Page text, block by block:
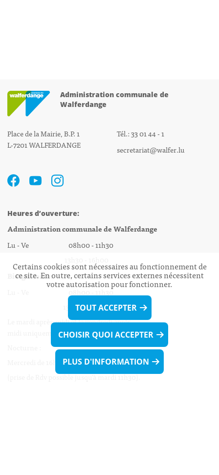
Administration communale de
Walferdange
Place de la Mairie, B.P. 1
L-7201 WALFERDANGE
Tél.: 33 01 44 - 1
secretariat@walfer.lu
Heures d’ouverture:
Administration communale de Walferdange
Lu - Ve 08h00 - 11h30
Biergercenter
Lu - Ve 08h00 - 11h30
13h30 - 16h00
Le mardi après-midi et le vendredi après-
midi uniquement sur Rdv.
Mercredi de 16h00 - 18h45 uniquement sur Rdv
(prise de Rdv possible jusqu'à mardi 11h30).
Certains cookies sont nécessaires au fonctionnement de
ce site. En outre, certains services externes nécessitent
votre autorisation pour fonctionner.
TOUT ACCEPTER
CHOISIR QUOI ACCEPTER
PLUS D'INFORMATION